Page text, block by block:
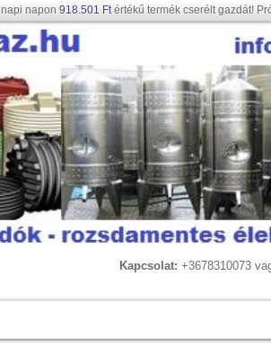
napon 918.501 Ftértékű termék cserélt gazdát!
Kapcsolat: +3678310073